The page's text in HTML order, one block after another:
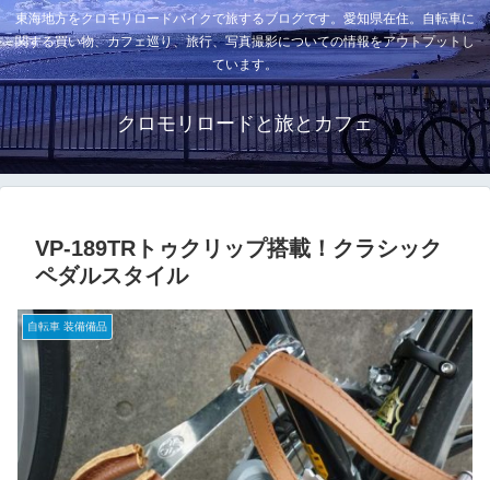
東海地方をクロモリロードバイクで旅するブログです。愛知県在住。自転車に
関する買い物、カフェ巡り、旅行、写真撮影についての情報をアウトプットし
ています。
クロモリロードと旅とカフェ
VP-189TRトゥクリップ搭載！クラシック
ペダルスタイル
自転車 装備備品